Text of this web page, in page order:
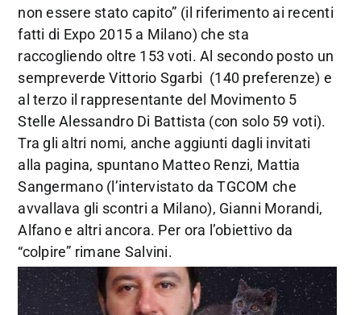
non essere stato capito” (il riferimento ai recenti
fatti di Expo 2015 a Milano) che sta
raccogliendo oltre 153 voti. Al secondo posto un
sempreverde Vittorio Sgarbi (140 preferenze) e
al terzo il rappresentante del Movimento 5
Stelle Alessandro Di Battista (con solo 59 voti).
Tra gli altri nomi, anche aggiunti dagli invitati
alla pagina, spuntano Matteo Renzi, Mattia
Sangermano (l’intervistato da TGCOM che
avvallava gli scontri a Milano), Gianni Morandi,
Alfano e altri ancora. Per ora l’obiettivo da
“colpire” rimane Salvini.